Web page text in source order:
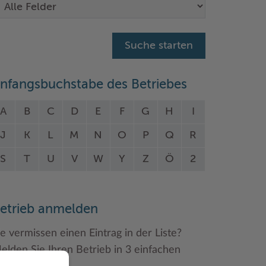
des Betriebes
A B C D E F G H
J K L M N O P Q R
S T U V W Y Z Ö 2
anmelden
vermissen einen Eintrag in der Liste?
Sie Ihren Betrieb in 3 einfachen